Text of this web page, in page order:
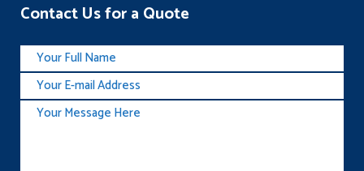
Contact Us for a Quote